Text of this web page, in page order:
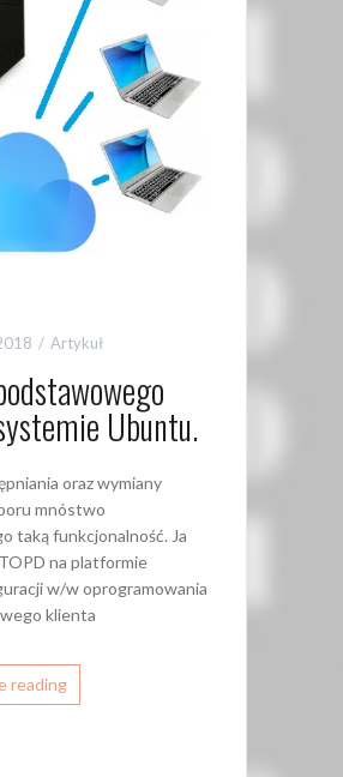
Artykuł
Ubuntu.
oraz wymiany
mnóstwo
taką funkcjonalność. Ja
na platformie
w/w oprogramowania
klienta
reading